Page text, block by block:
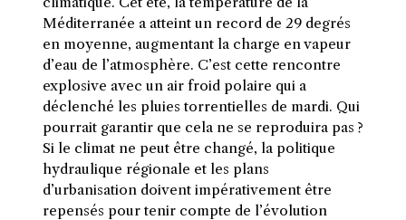
Méditerranée a atteint un record de 29 degrés
en moyenne, augmentant la charge en vapeur
d’eau de l’atmosphère. C’est cette rencontre
explosive avec un air froid polaire qui a
déclenché les pluies torrentielles de mardi. Qui
pourrait garantir que cela ne se reproduira pas ?
Si le climat ne peut être changé, la politique
hydraulique régionale et les plans
d’urbanisation doivent impérativement être
repensés pour tenir compte de l’évolution